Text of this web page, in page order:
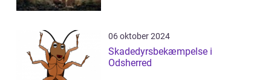
06 oktober 2024
Skadedyrsbekæmpelse i
Odsherred